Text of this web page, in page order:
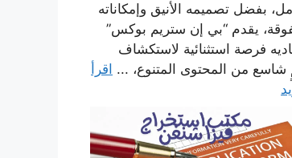
بفضل تصميمه الأنيق وإمكاناته
يقدم “بي إن ستريم بوكس”
فرصة استثنائية لاستكشاف
شاسع من المحتوى المتنوع، ... اقرأ